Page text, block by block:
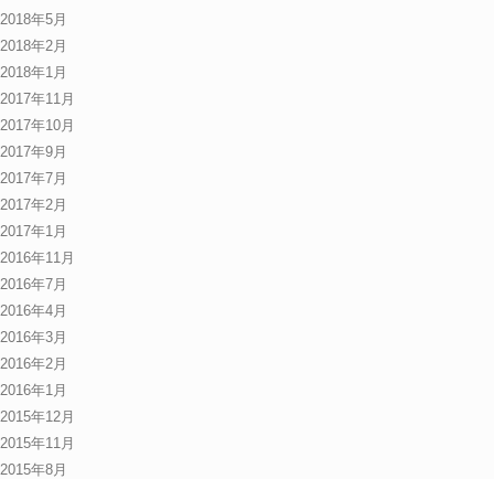
2018年5月
2018年2月
2018年1月
2017年11月
2017年10月
2017年9月
2017年7月
2017年2月
2017年1月
2016年11月
2016年7月
2016年4月
2016年3月
2016年2月
2016年1月
2015年12月
2015年11月
2015年8月